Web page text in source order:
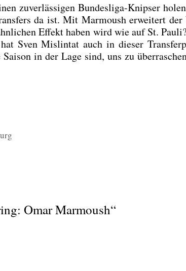
zuver­läs­si­gen Bun­des­li­ga-Knip­ser
da ist. Mit Mar­moush erwei­tert
Effekt haben wird wie auf St.
Sven Mislin­tat auch in die­ser
in der Lage sind, uns zu
Omar Marmoush“